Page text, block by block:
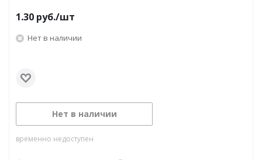
1.30 руб./шт
Нет в наличии
Нет в наличии
временно недоступен